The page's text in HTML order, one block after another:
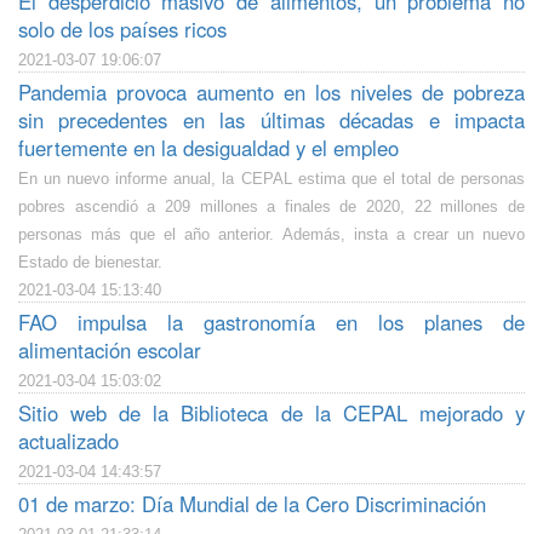
solo de los países ricos
2021-03-07 19:06:07
Pandemia provoca aumento en los niveles de pobreza
sin precedentes en las últimas décadas e impacta
fuertemente en la desigualdad y el empleo
En un nuevo informe anual, la CEPAL estima que el total de personas
pobres ascendió a 209 millones a finales de 2020, 22 millones de
personas más que el año anterior. Además, insta a crear un nuevo
Estado de bienestar.
2021-03-04 15:13:40
FAO impulsa la gastronomía en los planes de
alimentación escolar
2021-03-04 15:03:02
Sitio web de la Biblioteca de la CEPAL mejorado y
actualizado
2021-03-04 14:43:57
01 de marzo: Día Mundial de la Cero Discriminación